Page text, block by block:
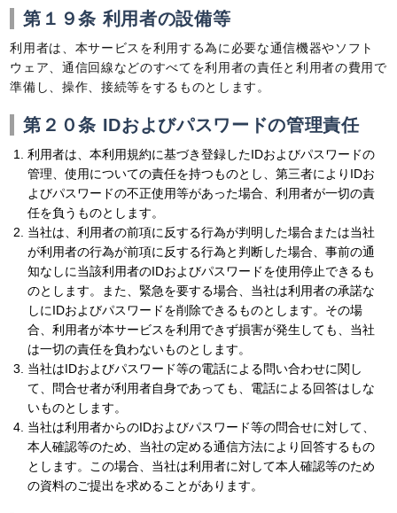
第１９条 利用者の設備等
利用者は、本サービスを利用する為に必要な通信機器やソフト
ウェア、通信回線などのすべてを利用者の責任と利用者の費用で
準備し、操作、接続等をするものとします。
第２０条 IDおよびパスワードの管理責任
利用者は、本利用規約に基づき登録したIDおよびパスワードの
管理、使用についての責任を持つものとし、第三者によりIDお
よびパスワードの不正使用等があった場合、利用者が一切の責
任を負うものとします。
当社は、利用者の前項に反する行為が判明した場合または当社
が利用者の行為が前項に反する行為と判断した場合、事前の通
知なしに当該利用者のIDおよびパスワードを使用停止できるも
のとします。また、緊急を要する場合、当社は利用者の承諾な
しにIDおよびパスワードを削除できるものとします。その場
合、利用者が本サービスを利用できず損害が発生しても、当社
は一切の責任を負わないものとします。
当社はIDおよびパスワード等の電話による問い合わせに関し
て、問合せ者が利用者自身であっても、電話による回答はしな
いものとします。
当社は利用者からのIDおよびパスワード等の問合せに対して、
本人確認等のため、当社の定める通信方法により回答するもの
とします。この場合、当社は利用者に対して本人確認等のため
の資料のご提出を求めることがあります。